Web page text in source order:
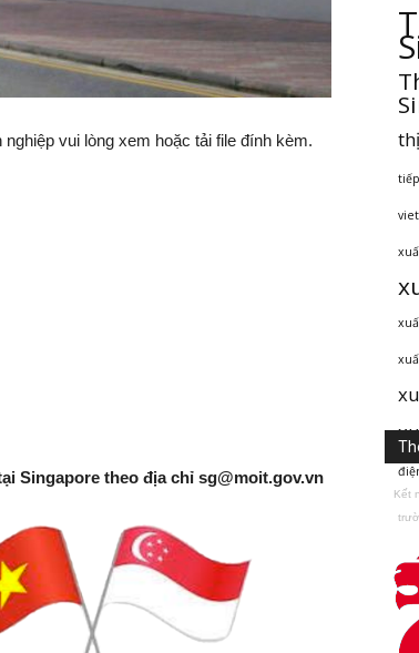
vui lòng xem hoặc tải file đính kèm.
Singapore theo địa chỉ sg@moit.gov.vn
Kết